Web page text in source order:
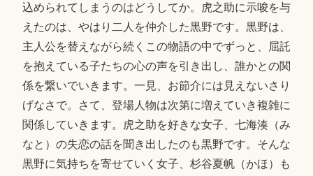
込められてしまうのはどうしてか。虎之助に示唆を与
えたのは、やはり二人を仲介した黒野です。黒野は、
主人公を替えながら続くこの物語の中でずっと、屈託
を抱えている子たちの心の声を引き出し、誰かとの関
係を繋いでいきます。一見、お節介には見えないさり
げなさで。さて、登場人物は次第に増えていき複雑に
関係していきます。虎之助を好きな女子、七海湊（み
なと）の失恋の話を聞き出したのも黒野です。そんな
黒野に気持ちを寄せていく女子、杉谷夏帆（かほ）も